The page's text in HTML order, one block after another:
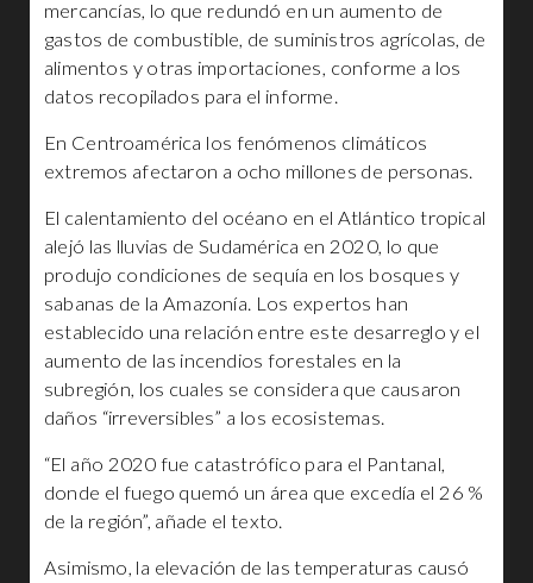
mercancías, lo que redundó en un aumento de
gastos de combustible, de suministros agrícolas, de
alimentos y otras importaciones, conforme a los
datos recopilados para el informe.
En Centroamérica los fenómenos climáticos
extremos afectaron a ocho millones de personas.
El calentamiento del océano en el Atlántico tropical
alejó las lluvias de Sudamérica en 2020, lo que
produjo condiciones de sequía en los bosques y
sabanas de la Amazonía. Los expertos han
establecido una relación entre este desarreglo y el
aumento de las incendios forestales en la
subregión, los cuales se considera que causaron
daños “irreversibles” a los ecosistemas.
“El año 2020 fue catastrófico para el Pantanal,
donde el fuego quemó un área que excedía el 26 %
de la región”, añade el texto.
Asimismo, la elevación de las temperaturas causó